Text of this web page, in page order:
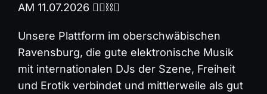
AM 11.07.2026 ❤️‍🔥⛓️✨
Unsere Plattform im oberschwäbischen
Ravensburg, die gute elektronische Musik
mit internationalen DJs der Szene, Freiheit
und Erotik verbindet und mittlerweile als gut